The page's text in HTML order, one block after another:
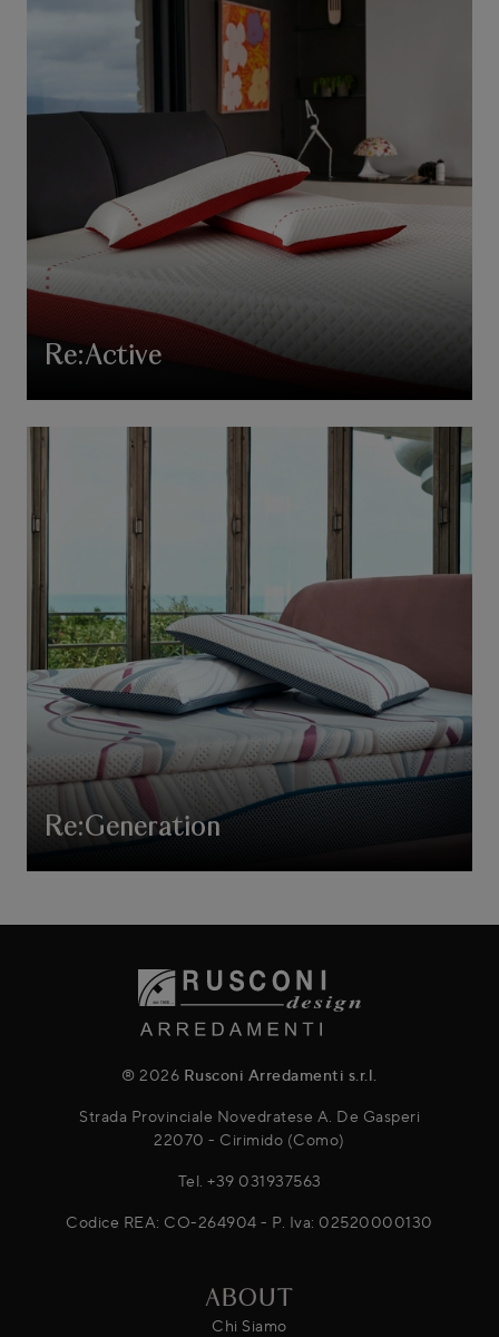
Re:Active
Re:Generation
® 2026 Rusconi Arredamenti s.r.l.
Strada Provinciale Novedratese A. De Gasperi
22070 - Cirimido (Como)
Tel. +39 031937563
Codice REA: CO-264904 - P. Iva: 02520000130
ABOUT
Chi Siamo